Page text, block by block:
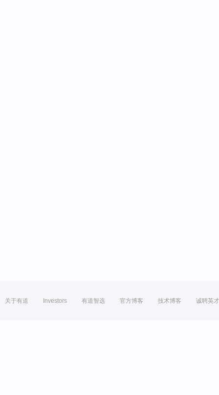
关于有道 Investors 有道智选 官方博客 技术博客 诚聘英才